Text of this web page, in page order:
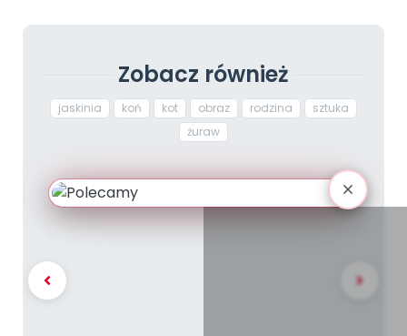
Zobacz również
jaskinia koń kot obraz rodzina
sztuka
żuraw